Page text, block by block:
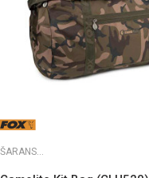
ŠARANSKE TORBE